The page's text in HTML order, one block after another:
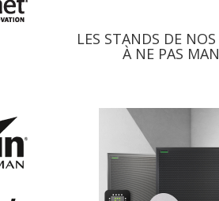
LES STANDS DE
À NE PAS